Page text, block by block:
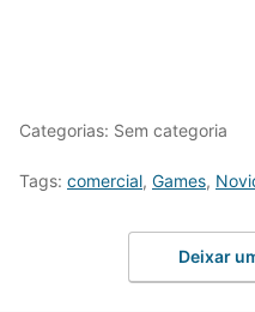
Categorias: Sem categoria
Tags: comercial, Games,
Deixar